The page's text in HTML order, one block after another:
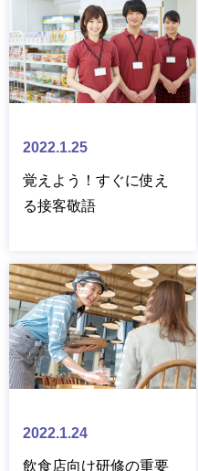
2022.1.25
覚えよう！すぐに使え
る接客敬語
2022.1.24
飲食店向け研修の重要